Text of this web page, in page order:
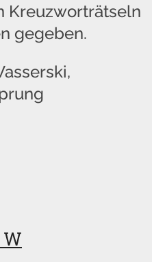
Kreuzworträtseln
gegeben.